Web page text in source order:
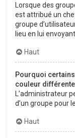
Lorsque des
est attribué un
groupe
lieu en lui
Haut
Pourquoi
couleur
L’administrateur
d’un groupe pour
Haut